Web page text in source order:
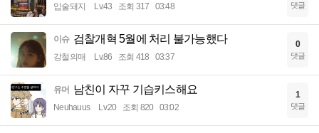
입술돼지 Lv.43 조회 317 03:48 댓글
이슈 검찰개혁 5월에 처리 불가능했다
강철의매 Lv.86 조회 418 03:37
0
댓글
유머 남친이 자꾸 기습키스해요
Neuhauus Lv.20 조회 820 03:02
1
댓글